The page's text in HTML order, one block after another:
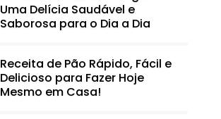
Uma Delícia Saudável e
Saborosa para o Dia a Dia
Receita de Pão Rápido, Fácil e
Delicioso para Fazer Hoje
Mesmo em Casa!